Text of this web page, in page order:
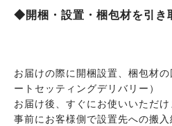
◆開梱・設置・梱包材を引き
お届けの際に開梱設置、梱包材
ートセッティングデリバリー）
お届け後、すぐにお使いいただけ
事前にお客様側で設置先への搬